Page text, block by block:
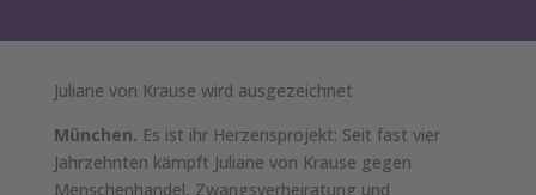
Juliane von Krause wird ausgezeichnet
München. Es ist ihr Herzensprojekt: Seit fast vier
Jahrzehnten kämpft Juliane von Krause gegen
Menschenhandel, Zwangsverheiratung und